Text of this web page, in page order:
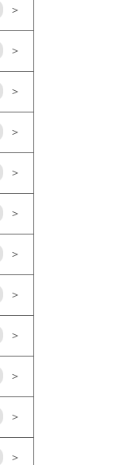
＞
＞
＞
＞
＞
＞
＞
＞
＞
＞
＞
＞